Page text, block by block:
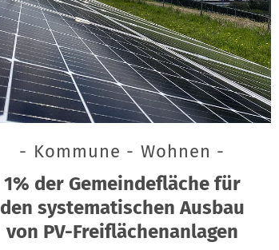
- Kommune - Wohnen -
1% der Gemeindefläche für
den systematischen Ausbau
von PV-Freiflächenanlagen